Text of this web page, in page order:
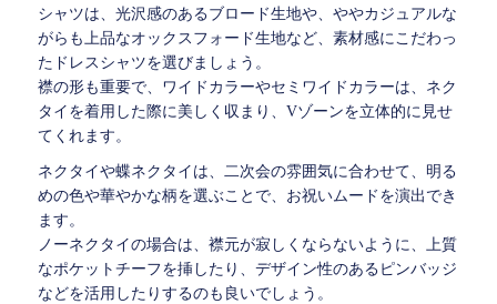
シャツは、光沢感のあるブロード生地や、ややカジュアルな
がらも上品なオックスフォード生地など、素材感にこだわっ
たドレスシャツを選びましょう。
襟の形も重要で、ワイドカラーやセミワイドカラーは、ネク
タイを着用した際に美しく収まり、Vゾーンを立体的に見せ
てくれます。
ネクタイや蝶ネクタイは、二次会の雰囲気に合わせて、明る
めの色や華やかな柄を選ぶことで、お祝いムードを演出でき
ます。
ノーネクタイの場合は、襟元が寂しくならないように、上質
なポケットチーフを挿したり、デザイン性のあるピンバッジ
などを活用したりするのも良いでしょう。